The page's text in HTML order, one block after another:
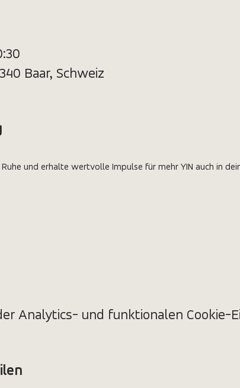
Baar, Schweiz
und erhalte wertvolle Impulse für mehr YIN auch in
Analytics- und funktionalen Cookie-